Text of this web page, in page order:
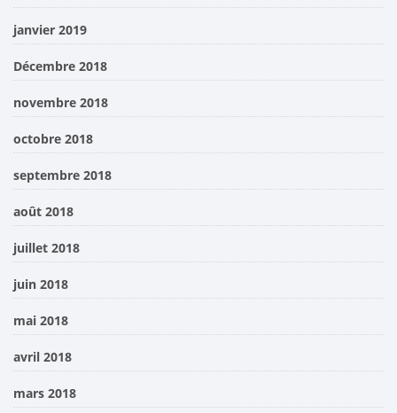
janvier 2019
Décembre 2018
novembre 2018
octobre 2018
septembre 2018
août 2018
juillet 2018
juin 2018
mai 2018
avril 2018
mars 2018